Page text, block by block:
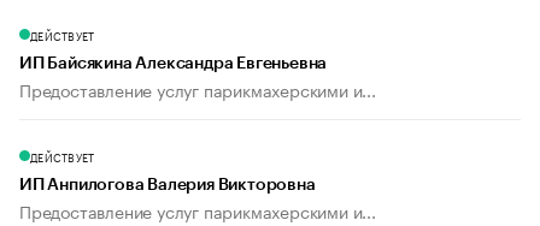
ДЕЙСТВУЕТ
ИП Байсякина Александра Евгеньевна
Предоставление услуг парикмахерскими и...
ДЕЙСТВУЕТ
ИП Анпилогова Валерия Викторовна
Предоставление услуг парикмахерскими и...